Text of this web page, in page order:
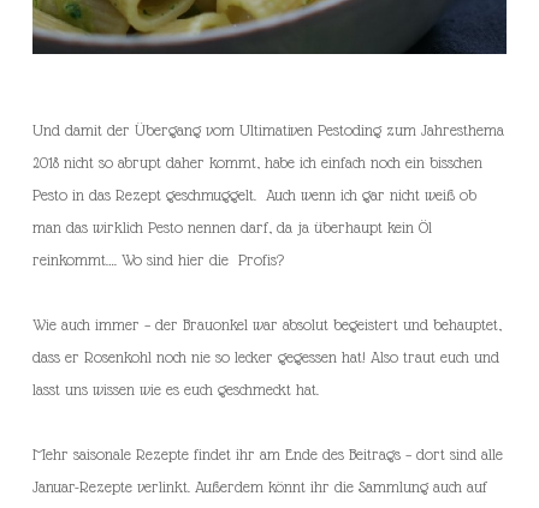
Und damit der Übergang vom Ultimativen Pestoding zum Jahresthema
2018 nicht so abrupt daher kommt, habe ich einfach noch ein bisschen
Pesto in das Rezept geschmuggelt. Auch wenn ich gar nicht weiß ob
man das wirklich Pesto nennen darf, da ja überhaupt kein Öl
reinkommt…. Wo sind hier die Profis?
Wie auch immer – der Brauonkel war absolut begeistert und behauptet,
dass er Rosenkohl noch nie so lecker gegessen hat! Also traut euch und
lasst uns wissen wie es euch geschmeckt hat.
Mehr saisonale Rezepte findet ihr am Ende des Beitrags – dort sind alle
Januar-Rezepte verlinkt. Außerdem könnt ihr die Sammlung auch auf